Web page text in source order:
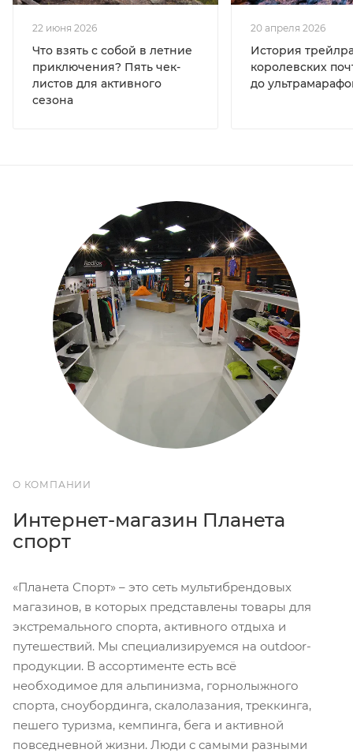
22 июня 2026
Что взять с собой в летние
приключения? Пять чек-
листов для активного
сезона
20 апреля 2026
История
королевских
до
О КОМПАНИИ
Интернет-магазин Планета
спорт
«Планета Спорт» – это сеть мультибрендовых
магазинов, в которых представлены товары для
экстремального спорта, активного отдыха и
путешествий. Мы специализируемся на outdoor-
продукции. В ассортименте есть всё
необходимое для альпинизма, горнолыжного
спорта, сноубординга, скалолазания, треккинга,
пешего туризма, кемпинга, бега и активной
повседневной жизни. Люди с самыми разными